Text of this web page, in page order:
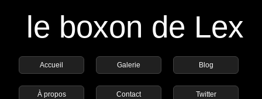
le boxon de Lex
Accueil Galerie Blog
À propos Contact Twitter